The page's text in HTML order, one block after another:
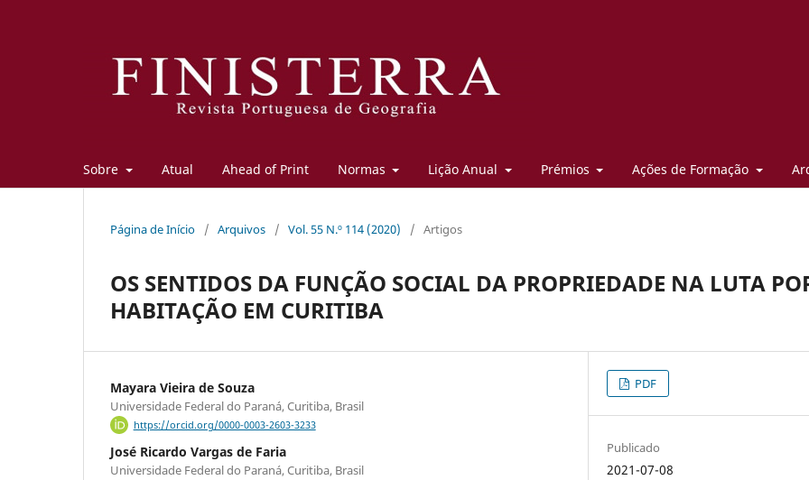
Sobre Atual Ahead of Print Normas Lição Anual Prémios Ações de Formação
Página de Início / Arquivos / Vol. 55 N.º 114 (2020) / Artigos
OS SENTIDOS DA FUNÇÃO SOCIAL DA PROPRIEDADE NA LUTA
HABITAÇÃO EM CURITIBA
Mayara Vieira de Souza
Universidade Federal do Paraná, Curitiba, Brasil
https://orcid.org/0000-0003-2603-3233
José Ricardo Vargas de Faria
Universidade Federal do Paraná, Curitiba, Brasil
PDF
Publicado
2021-07-08